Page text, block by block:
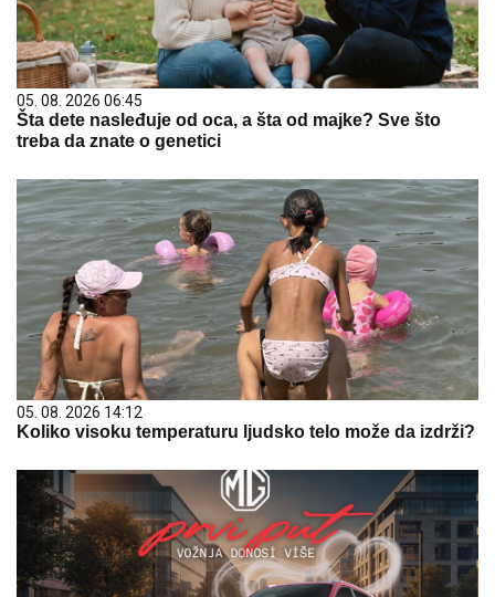
05. 08. 2026 06:45
Šta dete nasleđuje od oca, a šta od majke? Sve što
treba da znate o genetici
05. 08. 2026 14:12
Koliko visoku temperaturu ljudsko telo može da izdrži?